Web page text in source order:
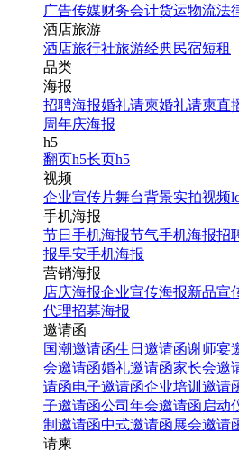
广告传媒财务会计货运物流法
酒店旅游
酒店旅行社旅游经典民宿短租
品类
海报
招聘海报婚礼请柬婚礼请柬直
周年庆海报
h5
翻页h5长页h5
视频
企业宣传片舞台背景实拍视频
手机海报
节日手机海报节气手机海报招
报早安手机海报
营销海报
店庆海报企业宣传海报新品宣
代理招募海报
邀请函
国潮邀请函生日邀请函谢师宴
会邀请函婚礼邀请函家长会邀
请函电子邀请函企业培训邀请
子邀请函公司年会邀请函 启动
制邀请函中式邀请函展会邀请
请柬